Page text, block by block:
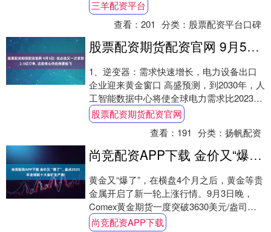
跌1.54美元，跌幅为2.23%，收于每桶67....
三羊配资平台
查看：201 分类： 股票配资平台口碑
股票配资期货配资官网 9月5日: 优必选又一次拿到2.5亿订单, 这些核心供应商要起飞
1、逆变器：需求快速增长，电力设备出口
企业迎来黄金窗口 高盛预测，到2030年，人
工智能数据中心将使全球电力需求比2023年
增长165%。过去三年，美国数据中心....
股票配资期货配资官网
查看： 191 分类：扬帆配资
尚竞配资APP下载 金价又“爆了”, 盘点2025年全球前十大金矿生产商!
黄金又“爆了”，在横盘4个月之后，黄金等贵
金属开启了新一轮上涨行情。9月3日晚，
Comex黄金期货一度突破3630美元/盎司，
现货黄金最高价亦一度达到3565美....
尚竞配资APP下载